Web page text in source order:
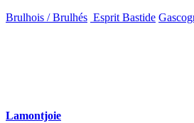
Brulhois / Brulhés Esprit Bastide
Lamontjoie